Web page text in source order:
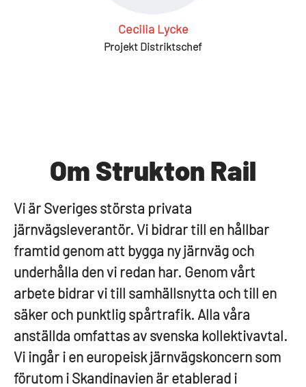
Cecilia Lycke
Projekt Distriktschef
Om Strukton Rail
Vi är Sveriges största privata
järnvägsleverantör. Vi bidrar till en hållbar
framtid genom att bygga ny järnväg och
underhålla den vi redan har. Genom vårt
arbete bidrar vi till samhällsnytta och till en
säker och punktlig spårtrafik. Alla våra
anställda omfattas av svenska kollektivavtal.
Vi ingår i en europeisk järnvägskoncern som
förutom i Skandinavien är etablerad i